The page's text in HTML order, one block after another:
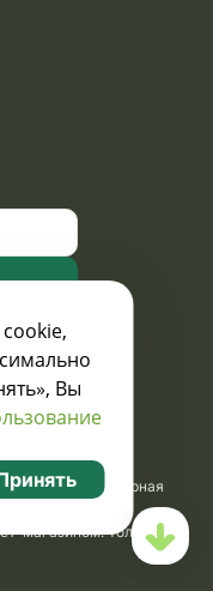
сувенирная
ООО
магазином. Только
Вы